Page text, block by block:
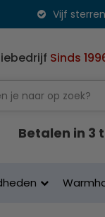
Vijf
Sinds
Betalen in 3